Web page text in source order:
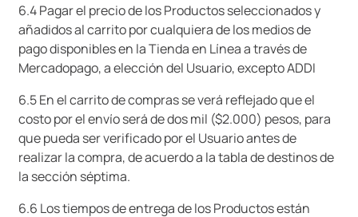
6.4 Pagar el precio de los Productos seleccionados y
añadidos al carrito por cualquiera de los medios de
pago disponibles en la Tienda en Línea a través de
Mercadopago, a elección del Usuario, excepto ADDI
6.5 En el carrito de compras se verá reflejado que el
costo por el envío será de dos mil ($2.000) pesos, para
que pueda ser verificado por el Usuario antes de
realizar la compra, de acuerdo a la tabla de destinos de
la sección séptima.
6.6 Los tiempos de entrega de los Productos están